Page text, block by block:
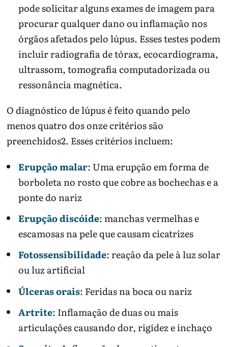
pode solicitar alguns exames de imagem para
procurar qualquer dano ou inflamação nos
órgãos afetados pelo lúpus. Esses testes podem
incluir radiografia de tórax, ecocardiograma,
ultrassom, tomografia computadorizada ou
ressonância magnética.
O diagnóstico de lúpus é feito quando pelo
menos quatro dos onze critérios são
preenchidos2. Esses critérios incluem:
Erupção malar: Uma erupção em forma de
borboleta no rosto que cobre as bochechas e a
ponte do nariz
Erupção discóide: manchas vermelhas e
escamosas na pele que causam cicatrizes
Fotossensibilidade: reação da pele à luz solar
ou luz artificial
Úlceras orais: Feridas na boca ou nariz
Artrite: Inflamação de duas ou mais
articulações causando dor, rigidez e inchaço